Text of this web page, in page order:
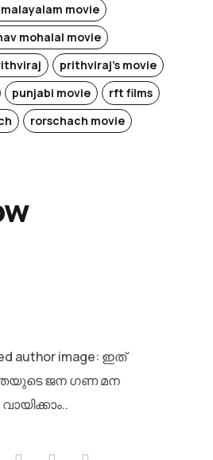
movie
mohalal movie
prithviraj's movie
punjabi movie
rft films
rorschach movie